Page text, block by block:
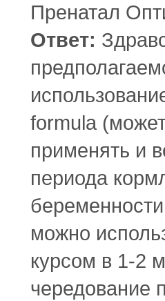
Пренатал
Ответ:
formula
применять и
периода
можно
курсом в 1-2
чередование